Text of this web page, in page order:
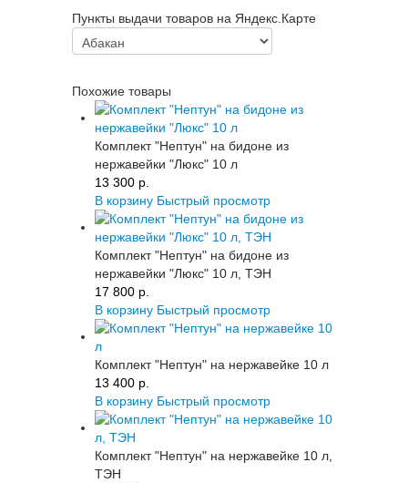
Пункты выдачи товаров на Яндекс.Карте
Похожие товары
Комплект "Нептун" на бидоне из
нержавейки "Люкс" 10 л
13 300 p.
В корзину Быстрый просмотр
Комплект "Нептун" на бидоне из
нержавейки "Люкс" 10 л, ТЭН
17 800 p.
В корзину Быстрый просмотр
Комплект "Нептун" на нержавейке 10 л
13 400 p.
В корзину Быстрый просмотр
Комплект "Нептун" на нержавейке 10 л,
ТЭН